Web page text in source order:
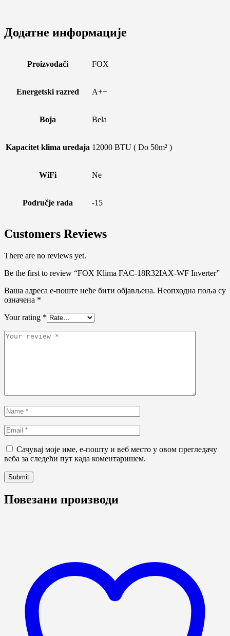
Додатне информације
Proizvođači FOX
Energetski razred A++
Boja Bela
Kapacitet klima uređaja 12000 BTU ( Do 50m² )
WiFi Ne
Područje rada -15
Customers Reviews
There are no reviews yet.
Be the first to review “FOX Klima FAC-18R32IAX-WF Inverter”
Ваша адреса е-поште неће бити објављена. Неопходна поља су
означена *
Your rating *
Сачувај моје име, е-пошту и веб место у овом прегледачу
веба за следећи пут када коментаришем.
Повезани производи